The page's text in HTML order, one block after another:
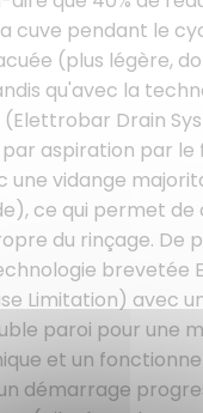
cuve pendant le
(plus légère,
qu'avec la
(Elettrobar Drain
aspiration par le
une vidange
ce qui permet de
du rinçage. De
brevetée
Limitation) avec
paroi pour une
et un
démarrage